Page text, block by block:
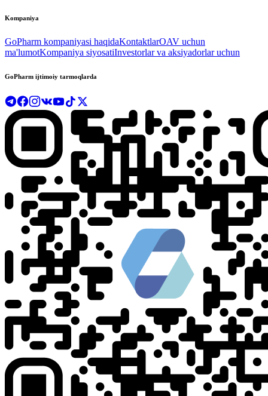
Kompaniya
GoPharm kompaniyasi haqidaKontaktlarOAV uchun
ma'lumotKompaniya siyosatiInvestorlar va aksiyadorlar uchun
GoPharm ijtimoiy tarmoqlarda